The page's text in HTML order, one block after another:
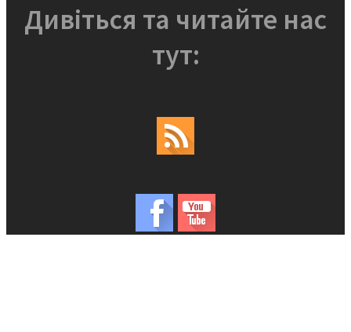
Дивіться та читайте нас
тут: